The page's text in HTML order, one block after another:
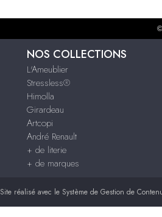
NOS COLLECTIONS
L'Ameublier
Stressless®
Himolla
Girardeau
Artcopi
André Renault
+ de literie
+ de marques
Site réalisé avec le Système de Gestion de